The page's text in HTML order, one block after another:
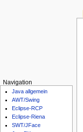
Navigation
Java allgemein
AWT/Swing
Eclipse-RCP
Eclipse-Riena
SWT/JFace